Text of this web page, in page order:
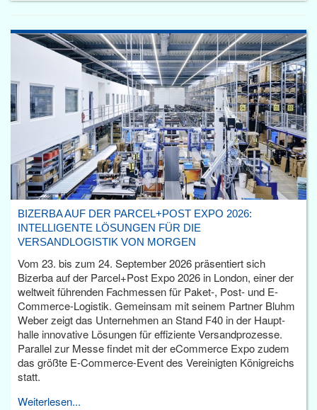
BIZERBA AUF DER PARCEL+POST EXPO 2026:
INTELLIGENTE LÖSUNGEN FÜR DIE
VERSANDLOGISTIK VON MORGEN
Vom 23. bis zum 24. September 2026 präsentiert sich
Bizerba auf der Parcel+Post Expo 2026 in London, einer der
weltweit führenden Fachmessen für Paket-, Post- und E-
Commerce-Logistik. Gemeinsam mit seinem Partner Bluhm
Weber zeigt das Unternehmen an Stand F40 in der Haupt­
halle innovative Lösungen für effiziente Versandprozesse.
Parallel zur Messe findet mit der eCommerce Expo zudem
das größte E-Commerce-Event des Vereinigten Königreichs
statt.
Weiterlesen...